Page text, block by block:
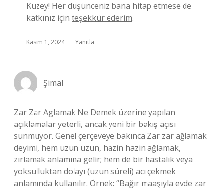
Kuzey! Her düşünceniz bana hitap etmese de
katkınız için teşekkür ederim.
Kasım 1, 2024 Yanıtla
Şimal
Zar Zar Aglamak Ne Demek üzerine yapılan
açıklamalar yeterli, ancak yeni bir bakış açısı
sunmuyor. Genel çerçeveye bakınca Zar zar ağlamak
deyimi, hem uzun uzun, hazin hazin ağlamak,
zırlamak anlamına gelir; hem de bir hastalık veya
yoksulluktan dolayı (uzun süreli) acı çekmek
anlamında kullanılır. Örnek: “Bağır maaşıyla evde zar